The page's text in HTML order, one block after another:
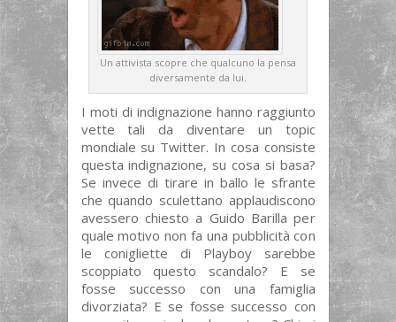
Un attivista scopre che qualcuno la pensa
diversamente da lui.
I moti di indignazione hanno raggiunto
vette tali da diventare un topic
mondiale su Twitter. In cosa consiste
questa indignazione, su cosa si basa?
Se invece di tirare in ballo le sfrante
che quando sculettano applaudiscono
avessero chiesto a Guido Barilla per
quale motivo non fa una pubblicità con
le conigliette di Playboy sarebbe
scoppiato questo scandalo? E se
fosse successo con una famiglia
divorziata? E se fosse successo con